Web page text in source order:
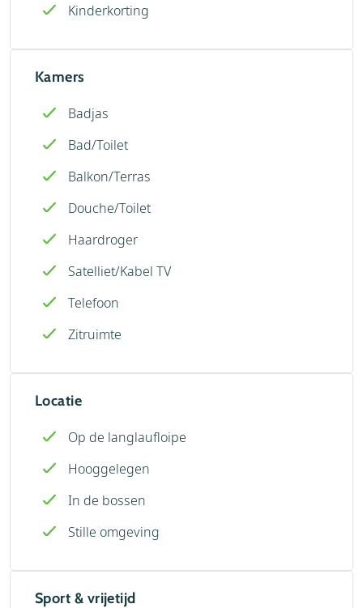
Kinderkorting
Kamers
Badjas
Bad/Toilet
Balkon/Terras
Douche/Toilet
Haardroger
Satelliet/Kabel TV
Telefoon
Zitruimte
Locatie
Op de langlaufloipe
Hooggelegen
In de bossen
Stille omgeving
Sport & vrijetijd